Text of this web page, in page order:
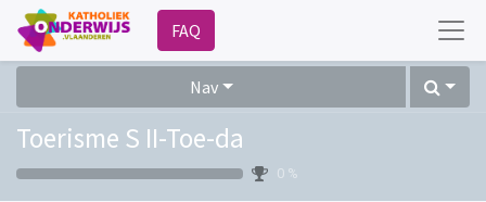
FAQ
Nav
Toerisme S II-Toe-da
0 %